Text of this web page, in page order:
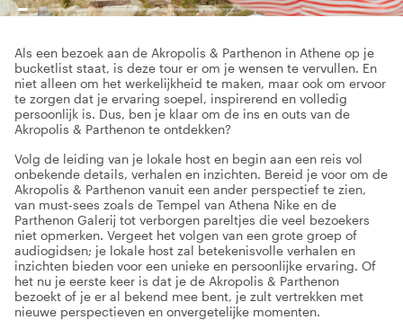
Als een bezoek aan de Akropolis & Parthenon in Athene op je
bucketlist staat, is deze tour er om je wensen te vervullen. En
niet alleen om het werkelijkheid te maken, maar ook om ervoor
te zorgen dat je ervaring soepel, inspirerend en volledig
persoonlijk is. Dus, ben je klaar om de ins en outs van de
Akropolis & Parthenon te ontdekken?
Volg de leiding van je lokale host en begin aan een reis vol
onbekende details, verhalen en inzichten. Bereid je voor om de
Akropolis & Parthenon vanuit een ander perspectief te zien,
van must-sees zoals de Tempel van Athena Nike en de
Parthenon Galerij tot verborgen pareltjes die veel bezoekers
niet opmerken. Vergeet het volgen van een grote groep of
audiogidsen; je lokale host zal betekenisvolle verhalen en
inzichten bieden voor een unieke en persoonlijke ervaring. Of
het nu je eerste keer is dat je de Akropolis & Parthenon
bezoekt of je er al bekend mee bent, je zult vertrekken met
nieuwe perspectieven en onvergetelijke momenten.